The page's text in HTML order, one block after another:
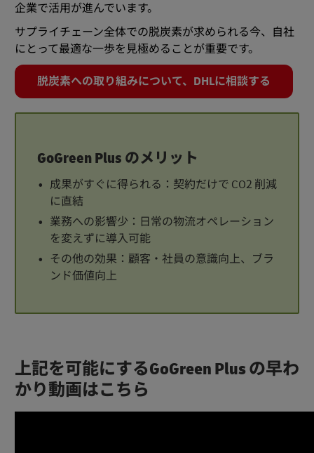
企業で活用が進んでいます。
サプライチェーン全体での脱炭素が求められる今、自社
にとって最適な一歩を見極めることが重要です。
脱炭素への取り組みについて、DHLに相談する
GoGreen Plus のメリット
成果がすぐに得られる：契約だけで CO2 削減
に直結
業務への影響少：日常の物流オペレーション
を変えずに導入可能
その他の効果：顧客・社員の意識向上、ブラ
ンド価値向上
上記を可能にするGoGreen Plus の早わ
かり動画はこちら